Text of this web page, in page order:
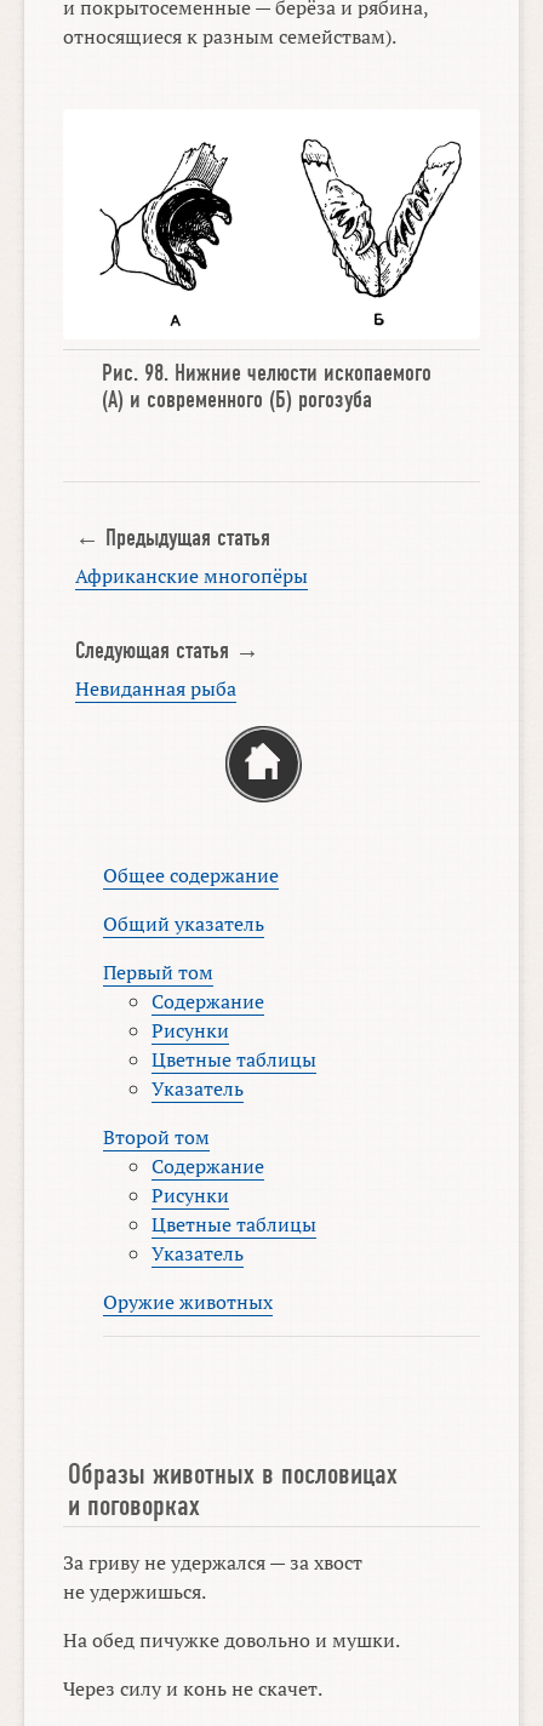
и покрытосеменные — берёза и рябина,
относящиеся к разным семействам).
Рис. 98. Нижние челюсти ископаемого
(А) и современного (Б) рогозуба
← Предыдущая статья
Африканские многопёры
Следующая статья →
Невиданная рыба
Общее содержание
Общий указатель
Первый том
Содержание
Рисунки
Цветные таблицы
Указатель
Второй том
Содержание
Рисунки
Цветные таблицы
Указатель
Оружие животных
Образы животных в пословицах
и поговорках
За гриву не удержался — за хвост
не удержишься.
На обед пичужке довольно и мушки.
Через силу и конь не скачет.